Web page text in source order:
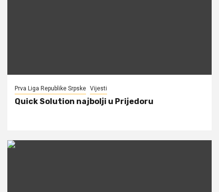
Prva Liga Republike Srpske Vijesti
Quick Solution najbolji u Prijedoru